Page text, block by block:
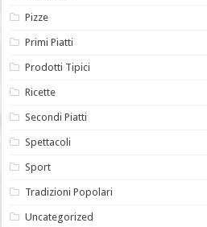
Pizze
Primi Piatti
Prodotti Tipici
Ricette
Secondi Piatti
Spettacoli
Sport
Tradizioni Popolari
Uncategorized